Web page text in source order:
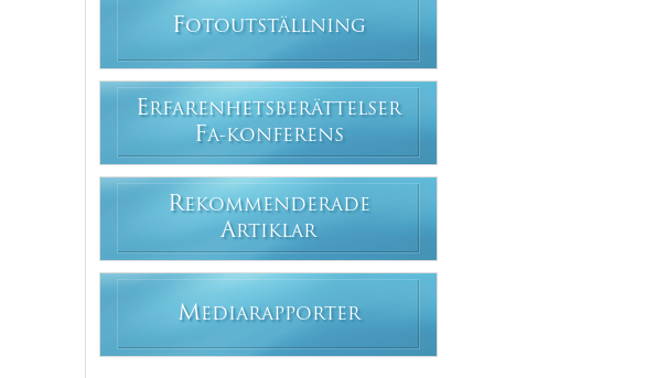
FOTOUTSTÄLLNING
ERFARENHETSBERÄTTELSER
FA-KONFERENS
REKOMMENDERADE
ARTIKLAR
MEDIARAPPORTER